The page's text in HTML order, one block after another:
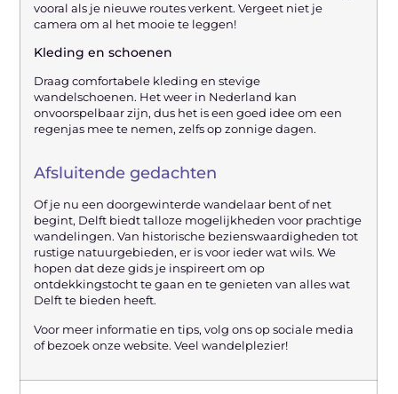
vooral als je nieuwe routes verkent. Vergeet niet je
camera om al het mooie te leggen!
Kleding en schoenen
Draag comfortabele kleding en stevige
wandelschoenen. Het weer in Nederland kan
onvoorspelbaar zijn, dus het is een goed idee om een ​​
regenjas mee te nemen, zelfs op zonnige dagen.
Afsluitende gedachten
Of je nu een doorgewinterde wandelaar bent of net
begint, Delft biedt talloze mogelijkheden voor prachtige
wandelingen. Van historische bezienswaardigheden tot
rustige natuurgebieden, er is voor ieder wat wils. We
hopen dat deze gids je inspireert om op
ontdekkingstocht te gaan en te genieten van alles wat
Delft te bieden heeft.
Voor meer informatie en tips, volg ons op sociale media
of bezoek onze website. Veel wandelplezier!